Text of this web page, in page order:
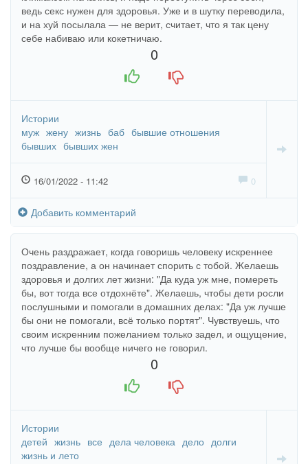
ведь секс нужен для здоровья. Уже и в шутку переводила,
и на хуй посылала — не верит, считает, что я так цену
себе набиваю или кокетничаю.
0
Истории
муж жену жизнь баб бывшие отношения
бывших бывших жен
16/01/2022 - 11:42 0
Добавить комментарий
Очень раздражает, когда говоришь человеку искреннее
поздравление, а он начинает спорить с тобой. Желаешь
здоровья и долгих лет жизни: "Да куда уж мне, помереть
бы, вот тогда все отдохнёте". Желаешь, чтобы дети росли
послушными и помогали в домашних делах: "Да уж лучше
бы они не помогали, всё только портят". Чувствуешь, что
своим искренним пожеланием только задел, и ощущение,
что лучше бы вообще ничего не говорил.
0
Истории
детей жизнь все дела человека дело долги
жизнь и лето